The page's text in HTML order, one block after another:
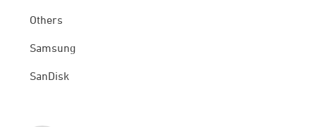
Others
Samsung
SanDisk